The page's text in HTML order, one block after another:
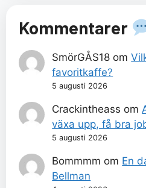
Kommentarer
SmörGÅS18 om
favoritkaffe?
5 augusti 2026
Crackintheass om
växa upp, få bra
5 augusti 2026
Bommmm om En
Bellman